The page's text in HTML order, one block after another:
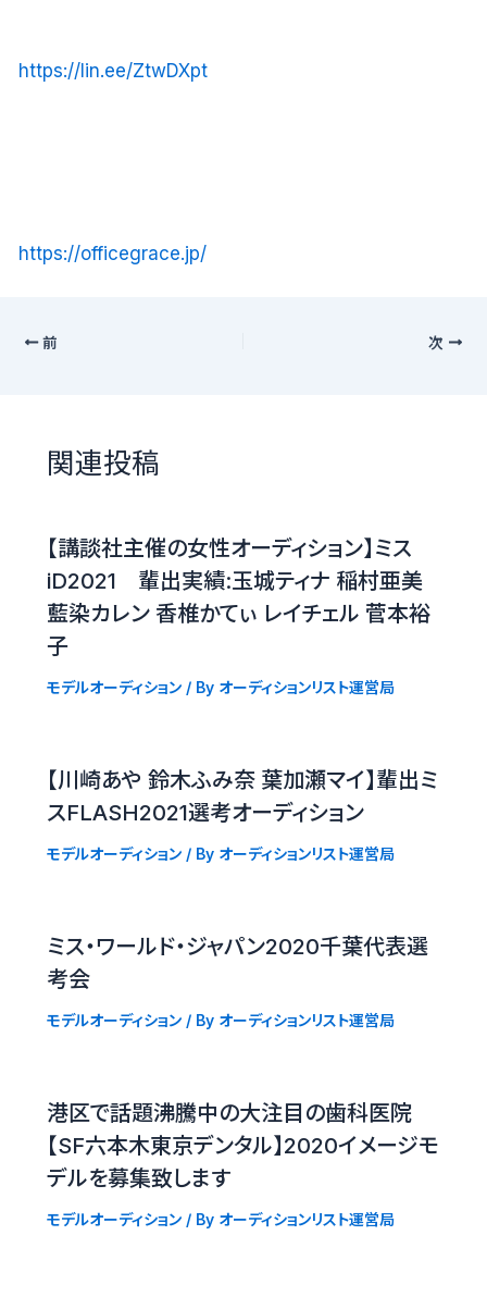
https://lin.ee/ZtwDXpt
https://officegrace.jp/
前 次
関連投稿
【講談社主催の女性オーディション】ミス
iD2021 輩出実績:玉城ティナ 稲村亜美
藍染カレン 香椎かてぃ レイチェル 菅本裕
子
モデルオーディション/ By オーディションリスト運営局
【川崎あや 鈴木ふみ奈 葉加瀬マイ】輩出ミ
スFLASH2021選考オーディション
モデルオーディション/ By オーディションリスト運営局
ミス・ワールド・ジャパン2020千葉代表選
考会
モデルオーディション/ By オーディションリスト運営局
港区で話題沸騰中の大注目の歯科医院
【SF六本木東京デンタル】2020イメージモ
デルを募集致します
モデルオーディション/ By オーディションリスト運営局